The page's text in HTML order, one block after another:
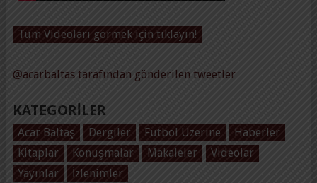
Tüm Videoları görmek için tıklayın!
@acarbaltas tarafından gönderilen tweetler
KATEGORILER
Acar Baltaş Dergiler Futbol Üzerine
Haberler
Kitaplar
Konuşmalar Makaleler
Videolar
Yayınlar
İzlenimler